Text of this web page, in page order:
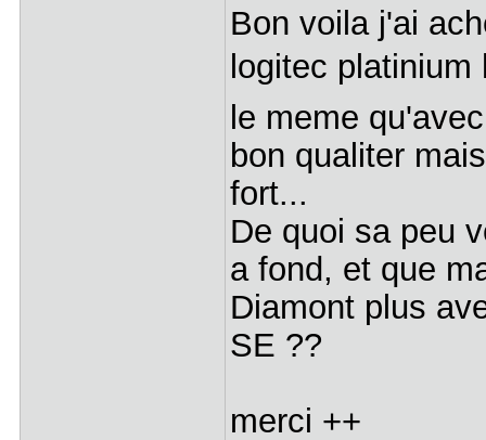
Bon voila j'ai
logitec platinium
le meme
bon qualiter
fort...
De quoi sa peu
a fond, et que
Diamont plus
SE ??
merci ++